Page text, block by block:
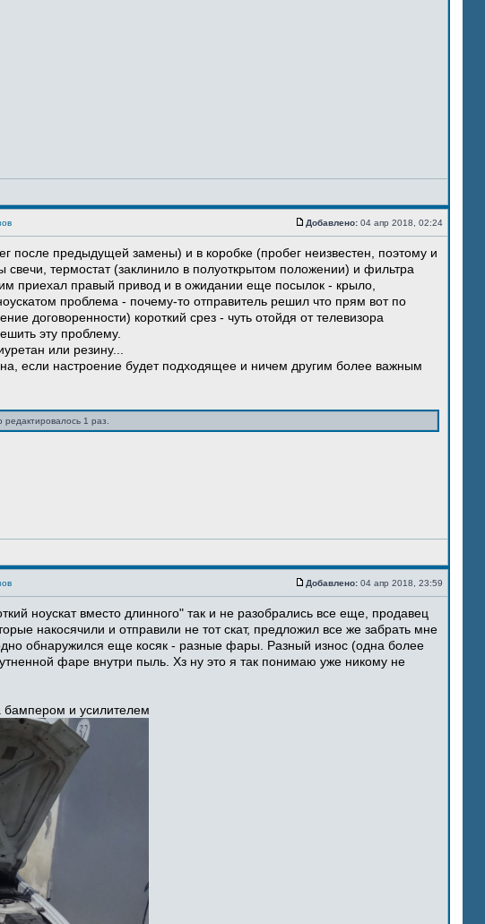
Добавлено: 04 апр 2018, 02:24
после предыдущей замены) и в коробке (пробег неизвестен, поэтому и
термостат (заклинило в полуоткрытом положении) и фильтра
приехал правый привод и в ожидании еще посылок - крыло,
проблема - почему-то отправитель решил что прям вот по
договоренности) короткий срез - чуть отойдя от телевизора
эту проблему.
или резину...
если настроение будет подходящее и ничем другим более важным
1 раз.
Добавлено: 04 апр 2018, 23:59
ноускат вместо длинного" так и не разобрались все еще, продавец
накосячили и отправили не тот скат, предложил все же забрать мне
обнаружился еще косяк - разные фары. Разный износ (одна более
фаре внутри пыль. Хз ну это я так понимаю уже никому не
бампером и усилителем